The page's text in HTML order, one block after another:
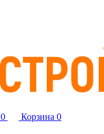
0 Корзина 0